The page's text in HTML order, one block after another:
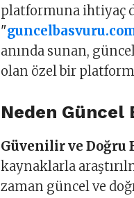
platformuna ihtiyaç
"
anında sunan,
olan özel bir
Neden Güncel
Güvenilir ve Doğru
kaynaklarla
zaman güncel ve